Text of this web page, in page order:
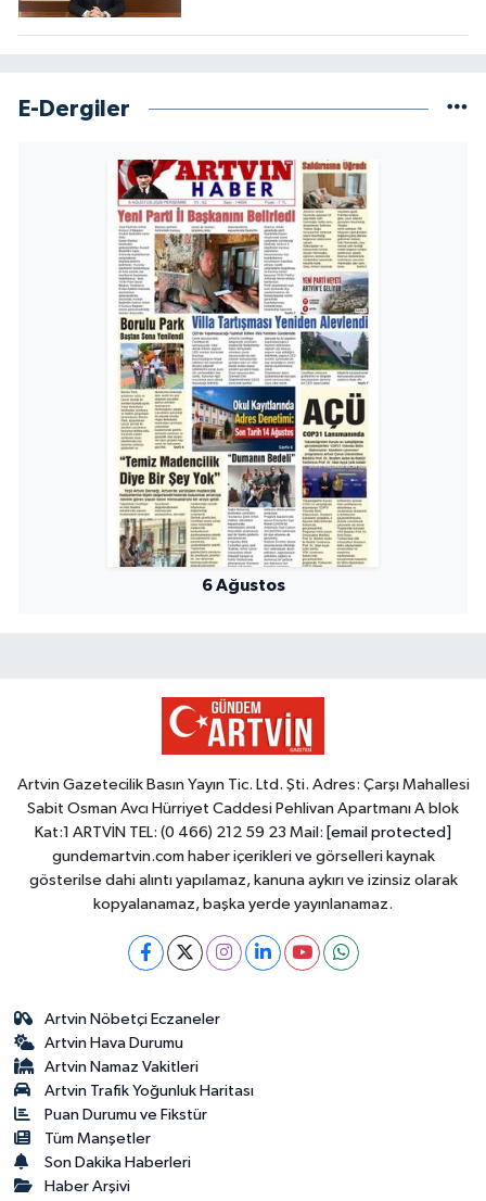
E-Dergiler
6 Ağustos
Artvin Gazetecilik Basın Yayın Tic. Ltd. Şti. Adres: Çarşı Mahallesi
Sabit Osman Avcı Hürriyet Caddesi Pehlivan Apartmanı A blok
Kat:1 ARTVİN TEL: (0 466) 212 59 23 Mail: [email protected]
gundemartvin.com haber içerikleri ve görselleri kaynak
gösterilse dahi alıntı yapılamaz, kanuna aykırı ve izinsiz olarak
kopyalanamaz, başka yerde yayınlanamaz.
Artvin Nöbetçi Eczaneler
Artvin Hava Durumu
Artvin Namaz Vakitleri
Artvin Trafik Yoğunluk Haritası
Puan Durumu ve Fikstür
Tüm Manşetler
Son Dakika Haberleri
Haber Arşivi